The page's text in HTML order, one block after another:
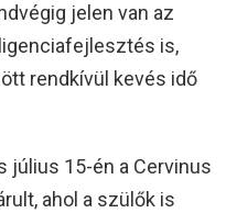
jelen van az
is,
rendkívül kevés idő
július 15-én a Cervinus
ahol a szülők is